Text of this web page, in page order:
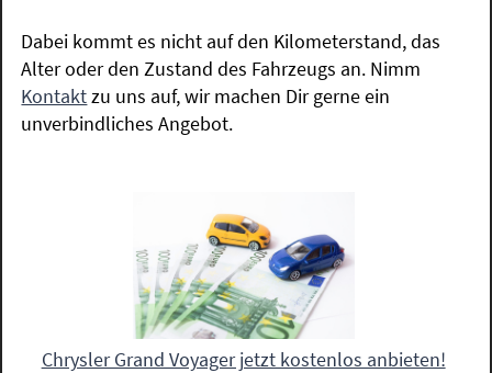
Dabei kommt es nicht auf den Kilometerstand, das
Alter oder den Zustand des Fahrzeugs an. Nimm
Kontaktzu uns auf, wir machen Dir gerne ein
unverbindliches Angebot.
Chrysler Grand Voyager jetzt kostenlos anbieten!